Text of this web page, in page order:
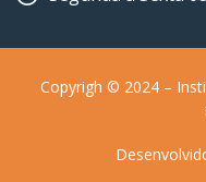
Copyrigh © 2024 –